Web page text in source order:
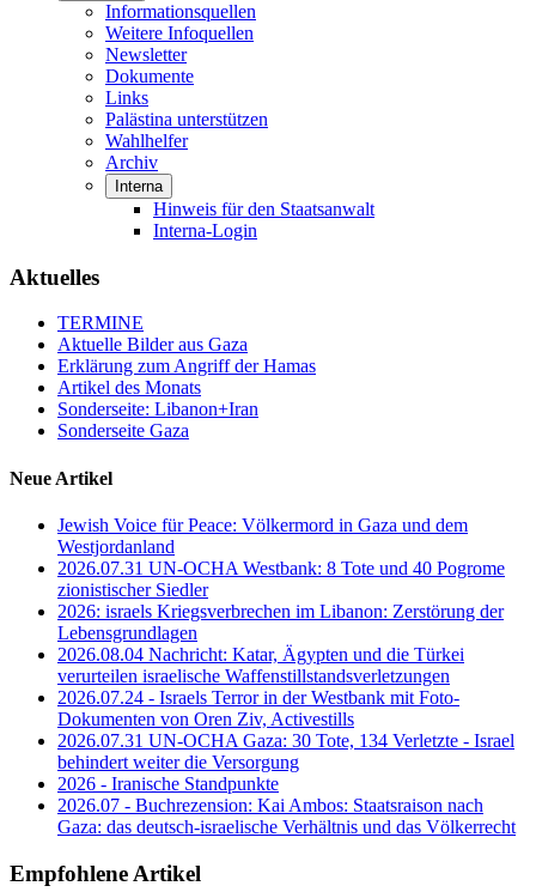
Informationsquellen
Weitere Infoquellen
Newsletter
Dokumente
Links
Palästina unterstützen
Wahlhelfer
Archiv
Interna
Hinweis für den Staatsanwalt
Interna-Login
Aktuelles
TERMINE
Aktuelle Bilder aus Gaza
Erklärung zum Angriff der Hamas
Artikel des Monats
Sonderseite: Libanon+Iran
Sonderseite Gaza
Neue Artikel
Jewish Voice für Peace: Völkermord in Gaza und dem
Westjordanland
2026.07.31 UN-OCHA Westbank: 8 Tote und 40 Pogrome
zionistischer Siedler
2026: israels Kriegsverbrechen im Libanon: Zerstörung der
Lebensgrundlagen
2026.08.04 Nachricht: Katar, Ägypten und die Türkei
verurteilen israelische Waffenstillstandsverletzungen
2026.07.24 - Israels Terror in der Westbank mit Foto-
Dokumenten von Oren Ziv, Activestills
2026.07.31 UN-OCHA Gaza: 30 Tote, 134 Verletzte - Israel
behindert weiter die Versorgung
2026 - Iranische Standpunkte
2026.07 - Buchrezension: Kai Ambos: Staatsraison nach
Gaza: das deutsch-israelische Verhältnis und das Völkerrecht
Empfohlene Artikel